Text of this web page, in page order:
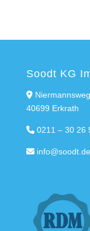
Soodt KG
40699 Erkrath
0211 – 30 26
info@soodt.de